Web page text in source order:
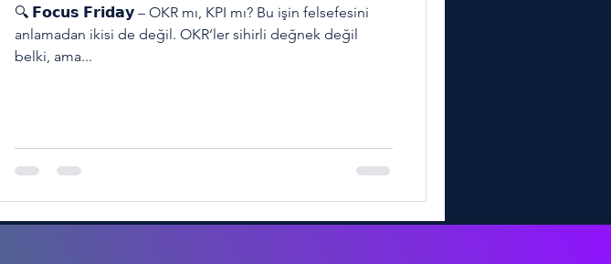
🔍 𝗙𝗼𝗰𝘂𝘀 𝗙𝗿𝗶𝗱𝗮𝘆 – OKR mı, KPI mı? Bu işin felsefesini
anlamadan ikisi de değil. OKR’ler sihirli değnek değil
belki, ama...